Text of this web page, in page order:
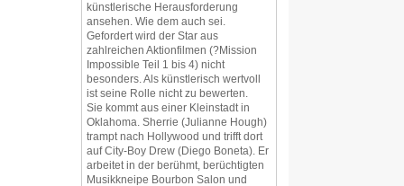
künstlerische Herausforderung
ansehen. Wie dem auch sei.
Gefordert wird der Star aus
zahlreichen Aktionfilmen (?Mission
Impossible Teil 1 bis 4) nicht
besonders. Als künstlerisch wertvoll
ist seine Rolle nicht zu bewerten.
Sie kommt aus einer Kleinstadt in
Oklahoma. Sherrie (Julianne Hough)
trampt nach Hollywood und trifft dort
auf City-Boy Drew (Diego Boneta). Er
arbeitet in der berühmt, berüchtigten
Musikkneipe Bourbon Salon und